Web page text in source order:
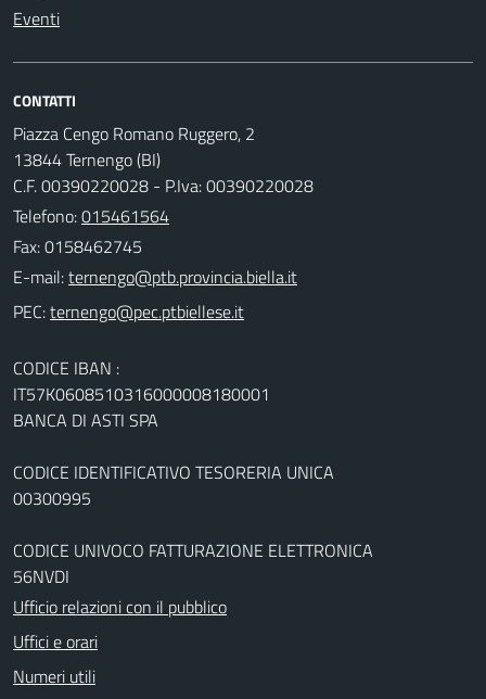
Eventi
CONTATTI
Piazza Cengo Romano Ruggero, 2
13844 Ternengo (BI)
C.F. 00390220028 - P.Iva: 00390220028
Telefono:015461564
Fax: 0158462745
E-mail:
PEC:
CODICE IBAN :
IT57K0608510316000008180001
BANCA DI ASTI SPA
CODICE IDENTIFICATIVO TESORERIA UNICA
00300995
CODICE UNIVOCO FATTURAZIONE ELETTRONICA
56NVDI
Ufficio relazioni con il pubblico
Uffici e orari
Numeri utili